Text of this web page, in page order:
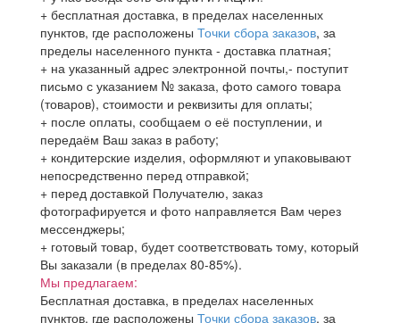
+ бесплатная доставка, в пределах населенных
пунктов, где расположены Точки сбора заказов, за
пределы населенного пункта - доставка платная;
+ на указанный адрес электронной почты,- поступит
письмо с указанием № заказа, фото самого товара
(товаров), стоимости и реквизиты для оплаты;
+ после оплаты, сообщаем о её поступлении, и
передаём Ваш заказ в работу;
+ кондитерские изделия, оформляют и упаковывают
непосредственно перед отправкой;
+ перед доставкой Получателю, заказ
фотографируется и фото направляется Вам через
мессенджеры;
+ готовый товар, будет соответствовать тому, который
Вы заказали (в пределах 80-85%).
Мы предлагаем:
Бесплатная доставка, в пределах населенных
пунктов, где расположены Точки сбора заказов, за